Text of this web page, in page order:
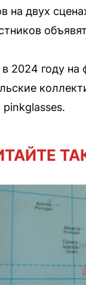
на двух
2024 году на